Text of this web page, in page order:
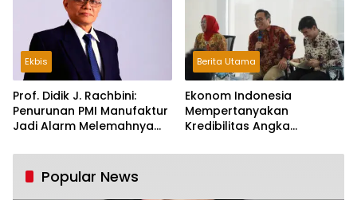
Ekbis
Prof. Didik J. Rachbini:
Penurunan PMI Manufaktur
Jadi Alarm Melemahnya
Berita Utama
Ekonom Indonesia
Mempertanyakan
Kredibilitas Angka
Tumbuh Tapi Rapuh
Popular News